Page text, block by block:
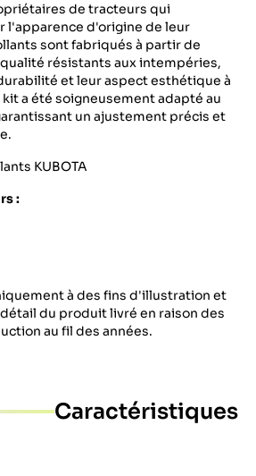
de tracteurs qui
l'apparence d'origine de leur
sont fabriqués à partir de
résistants aux intempéries,
et leur aspect esthétique à
a été soigneusement adapté au
un ajustement précis et
KUBOTA
:
à des fins d'illustration et
du produit livré en raison des
au fil des années.
Caractéristiques